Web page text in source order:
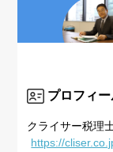
プロフィ
クライサー税
https://